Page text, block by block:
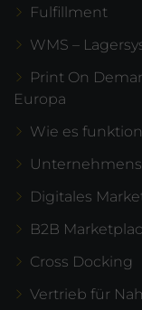
Fulfillment
WMS –
Print On
Europa
Wie es
Digitales
B2B
Cross Docking
Vertrieb für